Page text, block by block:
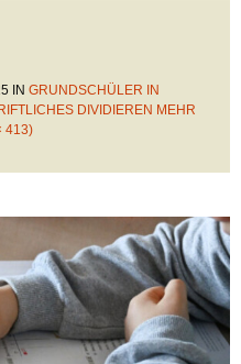
IN GRUNDSCHÜLER IN
DIVIDIEREN MEHR
413)